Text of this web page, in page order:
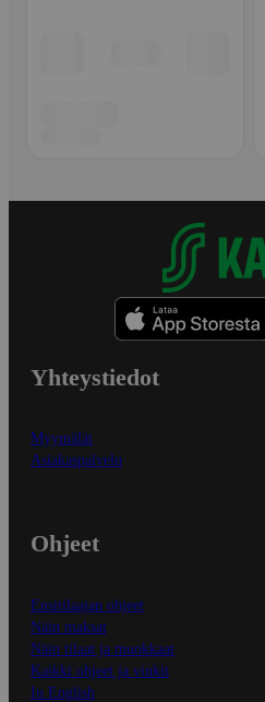
Yhteystiedot
Myymälät
Asiakaspalvelu
Ohjeet
Ensitilaajan ohjeet
Näin maksat
Näin tilaat ja muokkaat
Kaikki ohjeet ja vinkit
In English